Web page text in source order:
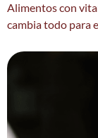
Alimentos con
cambia todo para